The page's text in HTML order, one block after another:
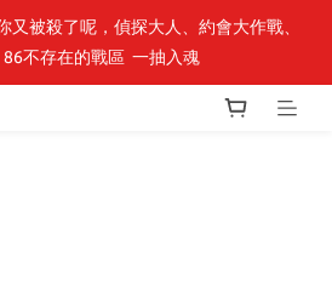
系列小說 79 折，滿$389送「完節紀念
明信片組」
又被殺了呢，偵探大人、約會大作戰、
不存在的戰區  一抽入魂
系列小說 79 折，滿$389送「完節紀念